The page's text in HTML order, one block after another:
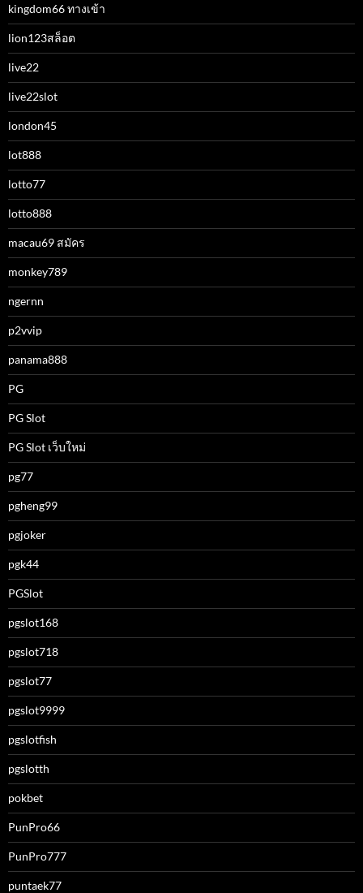
kingdom66 ทางเข้า
lion123สล็อต
live22
live22slot
london45
lot888
lotto77
lotto888
macau69 สมัคร
monkey789
ngernn
p2vvip
panama888
PG
PG Slot
PG Slot เว็บใหม่
pg77
pgheng99
pgjoker
pgk44
PGSlot
pgslot168
pgslot718
pgslot77
pgslot9999
pgslotfish
pgslotth
pokbet
PunPro66
PunPro777
puntaek77